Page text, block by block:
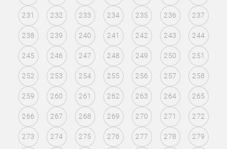
231 232 233 234 235 236 237
238 239 240 241 242 243 244
245 246 247 248 249 250 251
252 253 254 255 256 257 258
259 260 261 262 263 264 265
266 267 268 269 270 271 272
273 274 275 276 277 278 279